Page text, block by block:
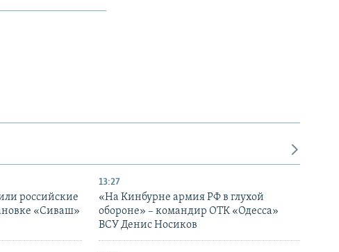
российские
«Сиваш»
13:27
«На Кинбурне армия РФ в глухой
обороне» – командир ОТК «Одесса»
ВСУ Денис Носиков